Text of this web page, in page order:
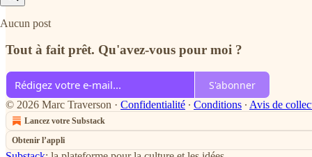
Aucun post
Tout à fait prêt. Qu'avez-vous pour moi ?
S'abonner
© 2026 Marc Traverson · Confidentialité ∙ Conditions ∙ Avis de
Lancez votre Substack
Obtenir l’appli